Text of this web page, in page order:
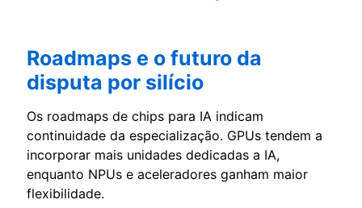
Roadmaps e o futuro da
disputa por silício
Os roadmaps de chips para IA indicam
continuidade da especialização. GPUs tendem a
incorporar mais unidades dedicadas a IA,
enquanto NPUs e aceleradores ganham maior
flexibilidade.